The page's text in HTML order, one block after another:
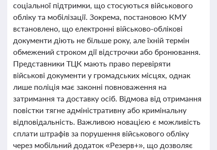
соціальної підтримки, що стосуються військового
обліку та мобілізації. Зокрема, постановою КМУ
встановлено, що електронні військово-облікові
документи діють не більше року, але їхній термін
обмежений строком дії відстрочки або бронювання.
Представники ТЦК мають право перевіряти
військові документи у громадських місцях, однак
лише поліція має законні повноваження на
затримання та доставку осіб. Відмова від отримання
повістки тягне адміністративну або кримінальну
відповідальність. Важливою новацією є можливість
сплати штрафів за порушення військового обліку
через мобільний додаток «Резерв+», що дозволяє